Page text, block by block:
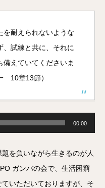
を耐えられないような
、試練と共に、それに
えていてくださいま
10章13節）
00:00
を負いながら生きるのが人
ガンバの会で、生活困窮
いただいておりますが、そ